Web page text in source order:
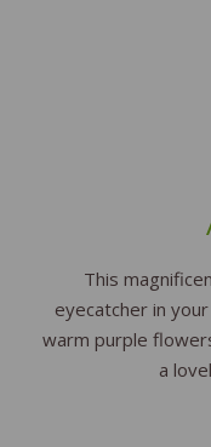
This
eyecatcher in
warm purple
a